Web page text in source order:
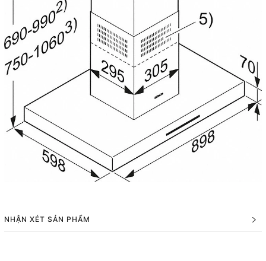
NHẬN XÉT SẢN PHẨM